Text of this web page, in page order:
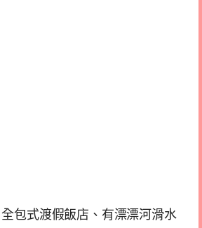
包式渡假飯店、有漂漂河滑水